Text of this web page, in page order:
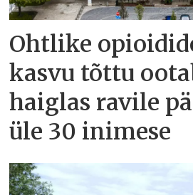
Ohtlike
kasvu tõttu
haiglas ravile
üle 30 inimese